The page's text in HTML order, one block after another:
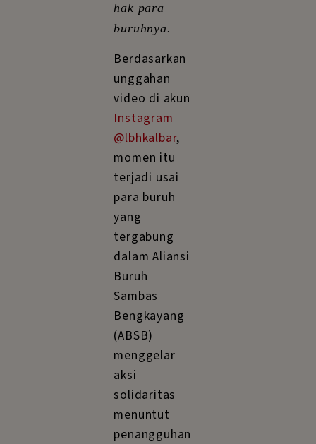
hak para
buruhnya.
Berdasarkan
unggahan
video di akun
Instagram
@lbhkalbar,
momen itu
terjadi usai
para buruh
yang
tergabung
dalam Aliansi
Buruh
Sambas
Bengkayang
(ABSB)
menggelar
aksi
solidaritas
menuntut
penangguhan